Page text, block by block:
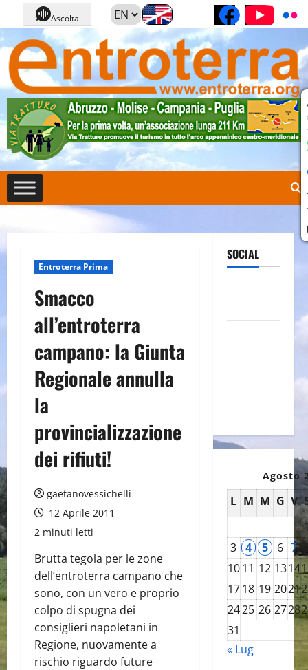
al
contenuto
Pagina
Entroterra Prima
Smacco
all’entroterra
campano: la Giunta
Regionale annulla
la
provincializzazione
dei rifiuti!
gaetanovessichelli
12 Aprile 2011
2 minuti letti
Brutta tegola per le zone
dell’entroterra campano che
sono, con un vero e proprio
colpo di spugna dei
consiglieri napoletani in
Regione, nuovamente a
rischio riguardo future
SOCIAL
Agosto
L M M G V
3 4 5 6 7
10 11 12 1314
17 18 19 2021
2425 26 2728
31
« Lug
Ascolta